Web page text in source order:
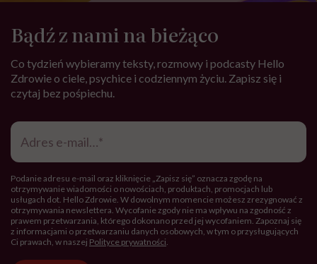
Bądź z nami na bieżąco
Co tydzień wybieramy teksty, rozmowy i podcasty Hello
Zdrowie o ciele, psychice i codziennym życiu. Zapisz się i
czytaj bez pośpiechu.
Adres
mail*
Podanie adresu e-mail oraz kliknięcie „Zapisz się” oznacza zgodę na
otrzymywanie wiadomości o nowościach, produktach, promocjach lub
usługach dot. Hello Zdrowie. W dowolnym momencie możesz zrezygnować z
otrzymywania newslettera. Wycofanie zgody nie ma wpływu na zgodność z
prawem przetwarzania, którego dokonano przed jej wycofaniem. Zapoznaj się
z informacjami o przetwarzaniu danych osobowych, w tym o przysługujących
Ci prawach, w naszej Polityce prywatności.